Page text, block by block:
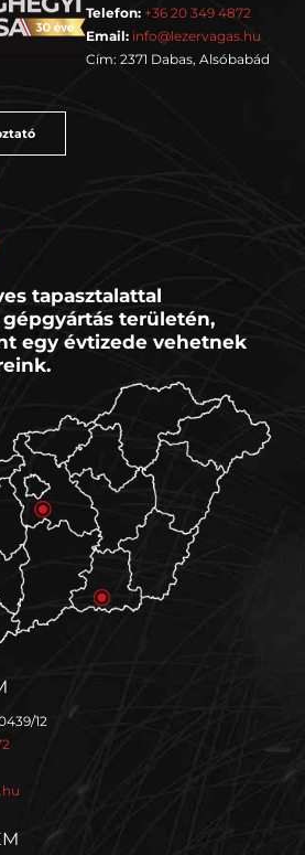
Telefon: +36 20 349 4872
Email: info@lezervagas.hu
Cím: 2371 Dabas, Alsóbabád
tapasztalattal
területén,
egy évtizede vehetnek
12